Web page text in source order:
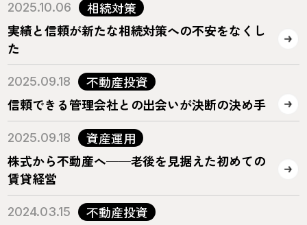
2025.10.06
相続対策
実績と信頼が新たな相続対策への不安をなくし
た
2025.09.18
不動産投資
信頼できる管理会社との出会いが決断の決め手
2025.09.18
資産運用
株式から不動産へ──老後を見据えた初めての
賃貸経営
2024.03.15
不動産投資